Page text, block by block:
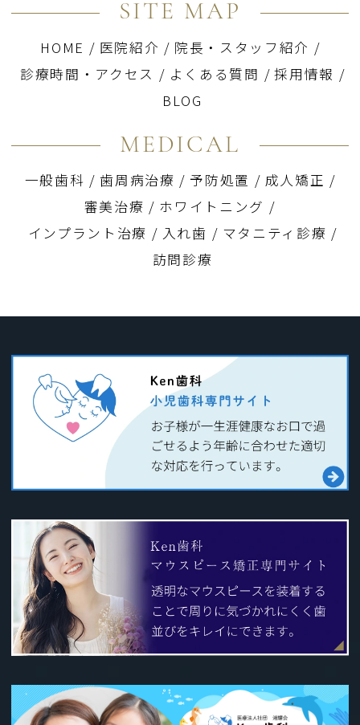
SITE MAP
HOME / 医院紹介 / 院長・スタッフ紹介 /
診療時間・アクセス / よくある質問 / 採用情報 /
BLOG
MEDICAL
一般歯科 / 歯周病治療 / 予防処置 / 成人矯正 /
審美治療 / ホワイトニング /
インプラント治療 / 入れ歯 / マタニティ診療 /
訪問診療